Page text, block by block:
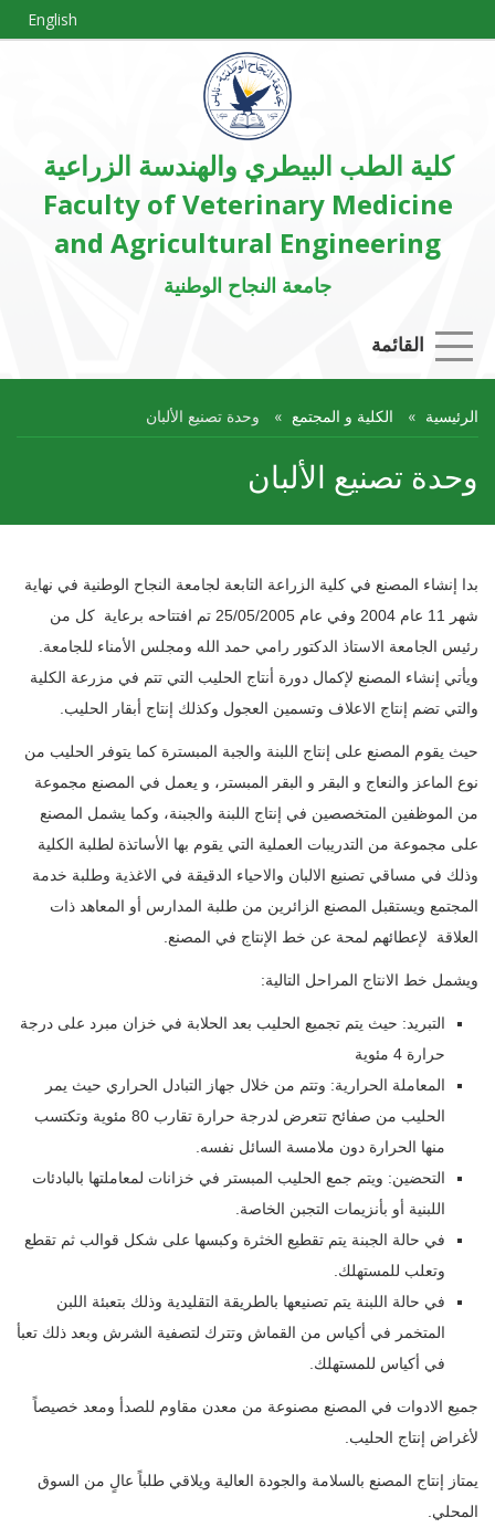
English
كلية الطب البيطري والهندسة الزراعية
Faculty of Veterinary Medicine
and Agricultural Engineering
جامعة النجاح الوطنية
القائمة
الرئيسية الكلية و المجتمع وحدة تصنيع الألبان
وحدة تصنيع الألبان
بدا إنشاء المصنع في كلية الزراعة التابعة لجامعة النجاح الوطنية في نهاية
شهر 11 عام 2004 وفي عام 25/05/2005 تم افتتاحه برعاية كل من
رئيس الجامعة الاستاذ الدكتور رامي حمد الله ومجلس الأمناء للجامعة.
ويأتي إنشاء المصنع لإكمال دورة أنتاج الحليب التي تتم في مزرعة الكلية
والتي تضم إنتاج الاعلاف وتسمين العجول وكذلك إنتاج أبقار الحليب.
حيث يقوم المصنع على إنتاج اللبنة والجبة المبسترة كما يتوفر الحليب من
نوع الماعز والنعاج و البقر و البقر المبستر، و يعمل في المصنع مجموعة
من الموظفين المتخصصين في إنتاج اللبنة والجبنة، وكما يشمل المصنع
على مجموعة من التدريبات العملية التي يقوم بها الأساتذة لطلبة الكلية
وذلك في مساقي تصنيع الالبان والاحياء الدقيقة في الاغذية وطلبة خدمة
المجتمع ويستقبل المصنع الزائرين من طلبة المدارس أو المعاهد ذات
العلاقة لإعطائهم لمحة عن خط الإنتاج في المصنع.
ويشمل خط الانتاج المراحل التالية:
التبريد: حيث يتم تجميع الحليب بعد الحلابة في خزان مبرد على درجة
حرارة 4 مئوية
المعاملة الحرارية: وتتم من خلال جهاز التبادل الحراري حيث يمر
الحليب من صفائح تتعرض لدرجة حرارة تقارب 80 مئوية وتكتسب
منها الحرارة دون ملامسة السائل نفسه.
التحضين: ويتم جمع الحليب المبستر في خزانات لمعاملتها بالبادئات
اللبنية أو بأنزيمات التجبن الخاصة.
في حالة الجبنة يتم تقطيع الخثرة وكبسها على شكل قوالب ثم تقطع
وتعلب للمستهلك.
في حالة اللبنة يتم تصنيعها بالطريقة التقليدية وذلك بتعبئة اللبن
المتخمر في أكياس من القماش وتترك لتصفية الشرش وبعد ذلك تعبأ
في أكياس للمستهلك.
جميع الادوات في المصنع مصنوعة من معدن مقاوم للصدأ ومعد خصيصاً
لأغراض إنتاج الحليب.
يمتاز إنتاج المصنع بالسلامة والجودة العالية ويلاقي طلباً عالٍ من السوق
المحلي.